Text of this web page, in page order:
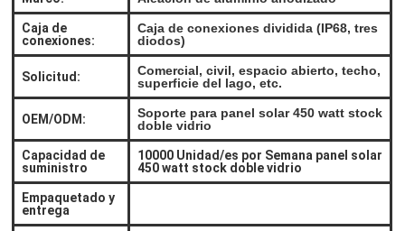
Caja de
conexiones:
Caja de conexiones dividida (IP68, tres
diodos)
Solicitud:
Comercial, civil, espacio abierto, techo,
superficie del lago, etc.
OEM/ODM:
Soporte para panel solar 450 watt stock
doble vidrio
Capacidad de
suministro
10000 Unidad/es por Semana panel solar
450 watt stock doble vidrio
Empaquetado y
entrega